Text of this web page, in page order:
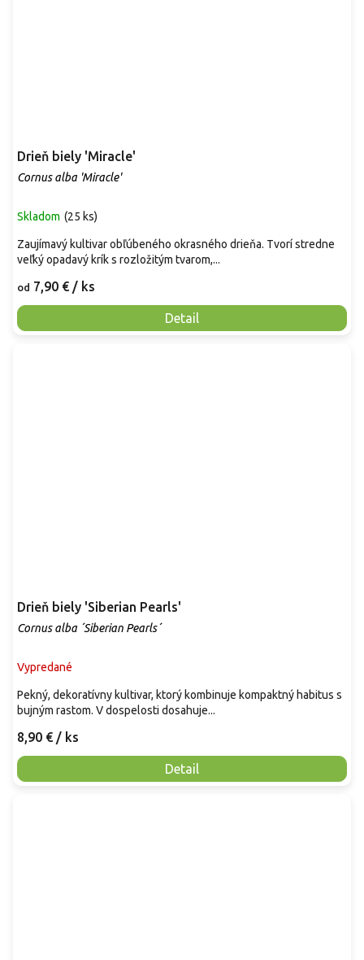
Drieň biely 'Miracle'
Cornus alba 'Miracle'
Skladom (25 ks)
od 7,90 € / ks
Detail
Zaujímavý kultivar obľúbeného okrasného drieňa. Tvorí stredne
veľký opadavý krík s rozložitým tvarom,...
Drieň biely 'Siberian Pearls'
Cornus alba ´Siberian Pearls´
Vypredané
8,90 € / ks
Detail
Pekný, dekoratívny kultivar, ktorý kombinuje kompaktný habitus s
bujným rastom. V dospelosti dosahuje...